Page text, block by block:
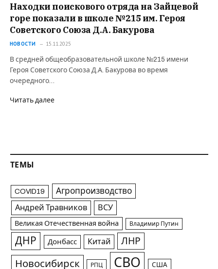
Находки поискового отряда на Зайцевой
горе показали в школе №215 им. Героя
Советского Союза Д.А. Бакурова
НОВОСТИ 15.11.2025
В средней общеобразовательной школе №215 имени
Героя Советского Союза Д.А. Бакурова во время
очередного…
Читать далее
ТЕМЫ
COVID19 Агропроизводство
Андрей Травников ВСУ
Великая Отечественная война Владимир Путин
ДНР Донбасс Китай ЛНР
Новосибирск РПЦ СВО США